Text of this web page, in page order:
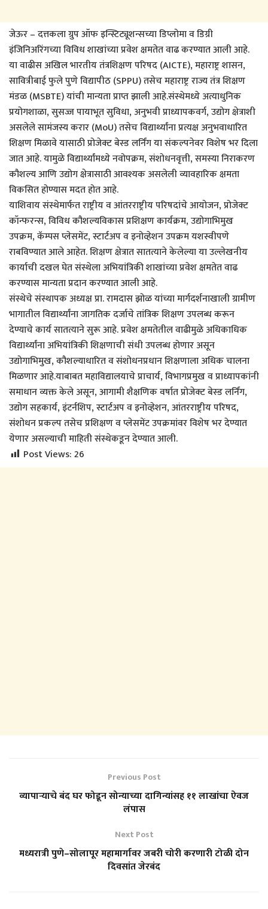
जेऊर – दत्तकला ग्रुप ऑफ इन्स्टिट्यूशन्सच्या डिप्लोमा व डिग्री
इंजिनिअरिंगच्या विविध शाखांच्या प्रवेश क्षमतेत वाढ करण्यात आली आहे.
या वाढीस अखिल भारतीय तंत्रशिक्षण परिषद (AICTE), महाराष्ट्र शासन,
सावित्रीबाई फुले पुणे विद्यापीठ (SPPU) तसेच महाराष्ट्र राज्य तंत्र शिक्षण
मंडळ (MSBTE) यांची मान्यता प्राप्त झाली आहे.संस्थेमध्ये अत्याधुनिक
प्रयोगशाळा, सुसज्ज पायाभूत सुविधा, अनुभवी प्राध्यापकवर्ग, उ‌द्योग क्षेत्राशी
असलेले सामंजस्य करार (MoU) तसेच विद्यार्थ्यांना प्रत्यक्ष अनुभवाधारित
शिक्षण मिळावे यासाठी प्रोजेक्ट बेस्ड लर्निंग या संकल्पनेवर विशेष भर दिला
जात आहे. यामुळे विद्यार्थ्यांमध्ये नवोपक्रम, संशोधनवृत्ती, समस्या निराकरण
कौशल्य आणि उ‌द्योग क्षेत्रासाठी आवश्यक असलेली व्यावहारिक क्षमता
विकसित होण्यास मदत होत आहे.
याशिवाय संस्थेमार्फत राष्ट्रीय व आंतरराष्ट्रीय परिषदांचे आयोजन, प्रोजेक्ट
कॉन्फरन्स, विविध कौशल्यविकास प्रशिक्षण कार्यक्रम, उ‌द्योगाभिमुख
उपक्रम, कॅम्पस प्लेसमेंट, स्टार्टअप व इनोव्हेशन उपक्रम यशस्वीपणे
राबविण्यात आले आहेत. शिक्षण क्षेत्रात सातत्याने केलेल्या या उल्लेखनीय
कार्याची दखल घेत संस्थेला अभियांत्रिकी शाखांच्या प्रवेश क्षमतेत वाढ
करण्यास मान्यता प्रदान करण्यात आली आहे.
संस्थेचे संस्थापक अध्यक्ष प्रा. रामदास झोळ यांच्या मार्गदर्शनाखाली ग्रामीण
भागातील विद्यार्थ्यांना जागतिक दर्जाचे तांत्रिक शिक्षण उपलब्ध करून
देण्याचे कार्य सातत्याने सुरू आहे. प्रवेश क्षमतेतील वाढीमुळे अधिकाधिक
विद्यार्थ्यांना अभियांत्रिकी शिक्षणाची संधी उपलब्ध होणार असून
उ‌द्योगाभिमुख, कौशल्याधारित व संशोधनप्रधान शिक्षणाला अधिक चालना
मिळणार आहे.याबाबत महावि‌द्यालयाचे प्राचार्य, विभागप्रमुख व प्राध्यापकांनी
समाधान व्यक्त केले असून, आगामी शैक्षणिक वर्षात प्रोजेक्ट बेस्ड लर्निंग,
उ‌द्योग सहकार्य, इंटर्नशिप, स्टार्टअप व इनोव्हेशन, आंतरराष्ट्रीय परिषद,
संशोधन प्रकल्प तसेच प्रशिक्षण व प्लेसमेंट उपक्रमांवर विशेष भर देण्यात
येणार असल्याची माहिती संस्थेकडून देण्यात आली.
Post Views:26
Previous Post
व्यापाऱ्याचे बंद घर फोडून सोन्याच्या दागिन्यांसह ११ लाखांचा ऐवज
लंपास
Next Post
मध्यरात्री पुणे–सोलापूर महामार्गावर जबरी चोरी करणारी टोळी दोन
दिवसांत जेरबंद